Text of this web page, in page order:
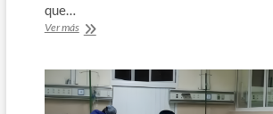
que…
Ver másMás
fallecidos
en
Cuba